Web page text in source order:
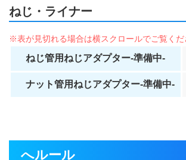
ねじ・ライナー
ねじ管用ねじアダプター-準備中-
ナット管用ねじアダプター-準備中-
へルール